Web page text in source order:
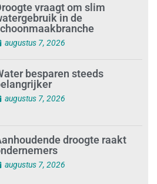
vraagt om slim
in de
augustus 7, 2026
besparen steeds
augustus 7, 2026
droogte raakt
augustus 7, 2026